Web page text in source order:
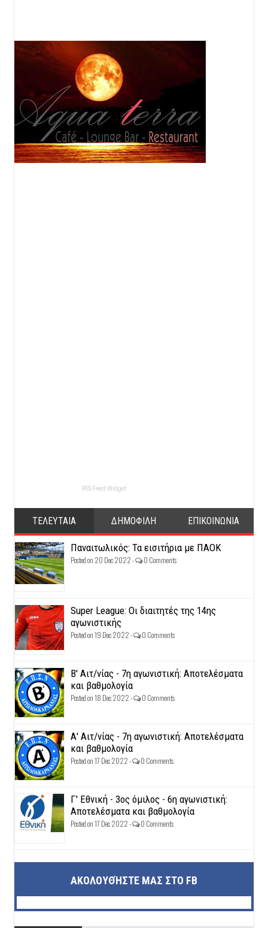
RSS Feed Widget
ΤΕΛΕΥΤΑΙΑ ΔΗΜΟΦΙΛΗ ΕΠΙΚΟΙΝΩΝΙΑ
Παναιτωλικός: Τα εισιτήρια με ΠΑΟΚ
Posted on 20 Dec 2022 - 0 Comments
Super League: Οι διαιτητές της 14ης
αγωνιστικής
Posted on 19 Dec 2022 - 0 Comments
Β' Αιτ/νίας - 7η αγωνιστική: Αποτελέσματα
και βαθμολογία
Posted on 18 Dec 2022 - 0 Comments
Α' Αιτ/νίας - 7η αγωνιστική: Αποτελέσματα
και βαθμολογία
Posted on 17 Dec 2022 - 0 Comments
Γ' Εθνική - 3ος όμιλος - 6η αγωνιστική:
Αποτελέσματα και βαθμολογία
Posted on 17 Dec 2022 - 0 Comments
ΑΚΟΛΟΥΘΉΣΤΕ ΜΑΣ ΣΤΟ FB